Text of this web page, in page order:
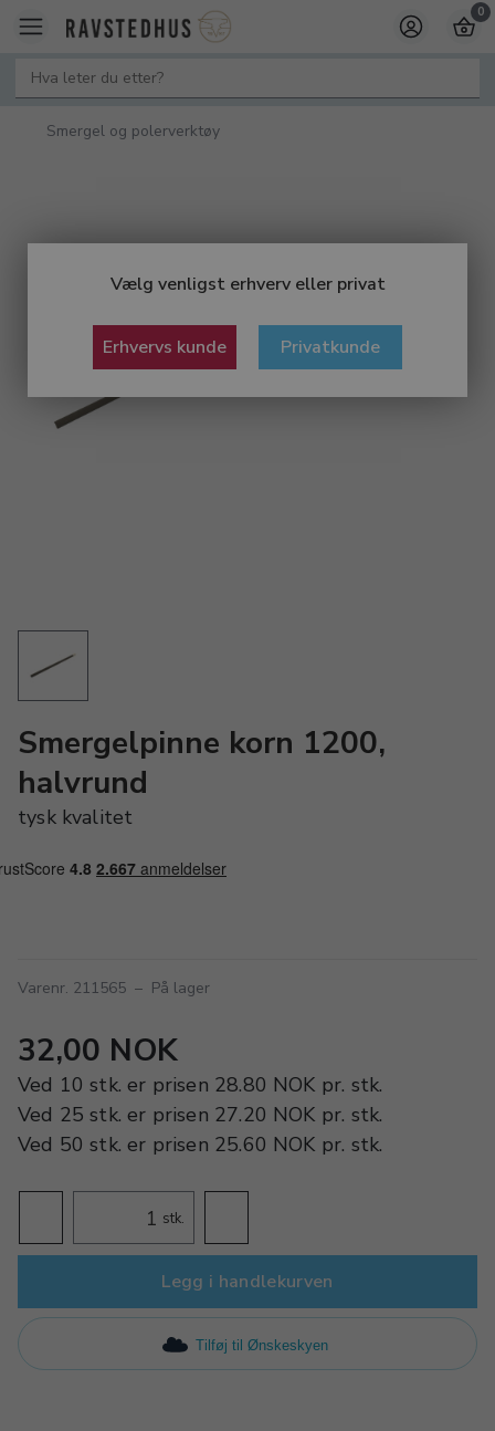
Vælg venligst erhverv eller privat
Erhvervs kunde Privatkunde
0
Smergel og polerverktøy
Smergelpinne korn 1200,
halvrund
tysk kvalitet
Varenr. 211565 – På lager
32,00 NOK
Ved 10 stk. er prisen 28.80 NOK pr. stk.
Ved 25 stk. er prisen 27.20 NOK pr. stk.
Ved 50 stk. er prisen 25.60 NOK pr. stk.
stk.
Legg i handlekurven
Tilføj til Ønskeskyen